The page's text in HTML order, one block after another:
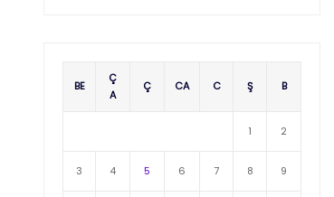
BE
Ç
A
Ç CA C Ş B
1 2
3 4 5 6 7 8 9